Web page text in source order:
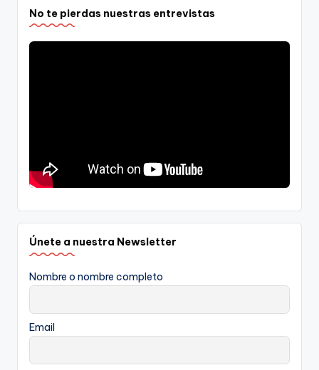
No te pierdas nuestras entrevistas
Únete a nuestra Newsletter
Nombre o nombre completo
Email